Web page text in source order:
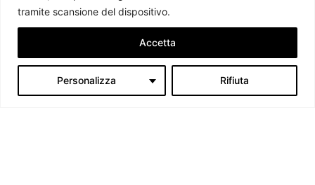
tramite scansione del dispositivo.
Personalizza Rifiuta
Accetta